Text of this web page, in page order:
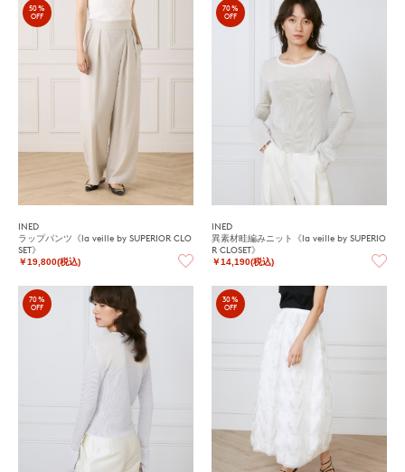
50%
OFF
INED
ラップパンツ《la veille by SUPERIOR CLO
SET》
￥19,800(税込)
70%
OFF
INED
異素材畦編みニット《la veille by SUPERIO
R CLOSET》
￥14,190(税込)
70%
OFF
30%
OFF